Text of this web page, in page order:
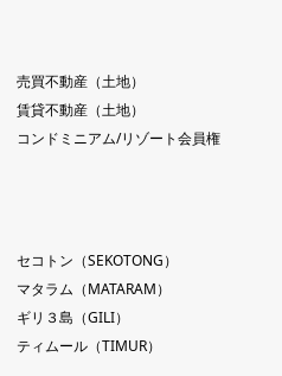
売買不動産（土地）
賃貸不動産（土地）
コンドミニアム/リゾート会員権
セコトン（SEKOTONG）
マタラム（MATARAM）
ギリ３島（GILI）
ティムール（TIMUR）